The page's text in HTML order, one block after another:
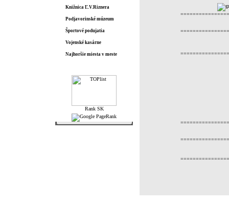
Knižnica Ľ.V.Riznera
Podjavorinské múzeum
Športové podujatia
Vojenské kasárne
Najhoršie miesta v meste